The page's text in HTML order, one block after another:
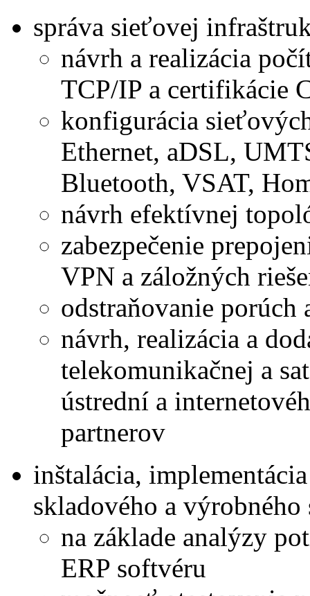
správa sieťovej
návrh a realizácia
TCP/IP a certifikácie
konfigurácia
Ethernet, aDSL,
Bluetooth, VSAT,
návrh efektívnej
zabezpečenie
VPN a záložných
odstraňovanie porúch
návrh, realizácia a
telekomunikačnej a
ústrední a
partnerov
inštalácia,
skladového a výrobného
na základe analýzy
ERP softvéru